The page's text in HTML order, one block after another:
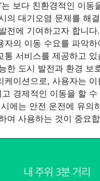
는 보다 친환경적인 이동
의 대기오염 문제를 해
전에 기여하고자 합니다
자의 이동 수요를 파악
통 서비스를 제공하고
한 도시 발전과 환경 보
케이션으로, 사용자는
고 경제적인 이동을 할
에는 안전 운전에 유의
여 사용하는 것이 중요